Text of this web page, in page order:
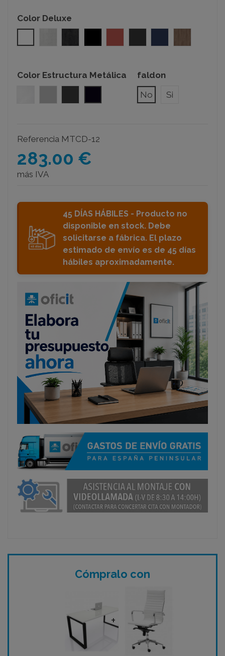
Color Deluxe
Color Estructura Metálica
faldon
No
Si
Referencia MTCD-12
283.00 €
más IVA
45 DÍAS HÁBILES - Producto no
disponible en stock. Debe
solicitarse a fábrica. El plazo
estimado de envío es de 45 días
hábiles aproximadamente.
Cómpralo con
+